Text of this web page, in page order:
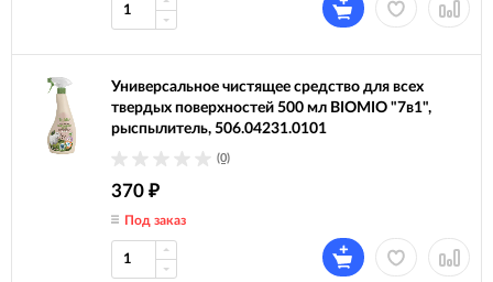
Универсальное чистящее средство для всех
твердых поверхностей 500 мл BIOMIO "7в1",
рыспылитель, 506.04231.0101
(0)
370 ₽
Под заказ